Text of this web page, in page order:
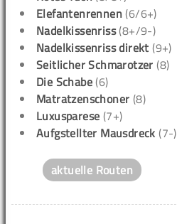
Elefantenrennen (6/6+)
Nadelkissenriss(8+/9-)
Nadelkissenriss direkt (9+)
Seitlicher Schmarotzer (8)
Die Schabe (6)
Matratzenschoner (8)
Luxusparese (7+)
Aufgstellter Mausdreck (7-)
aktuelle Routen